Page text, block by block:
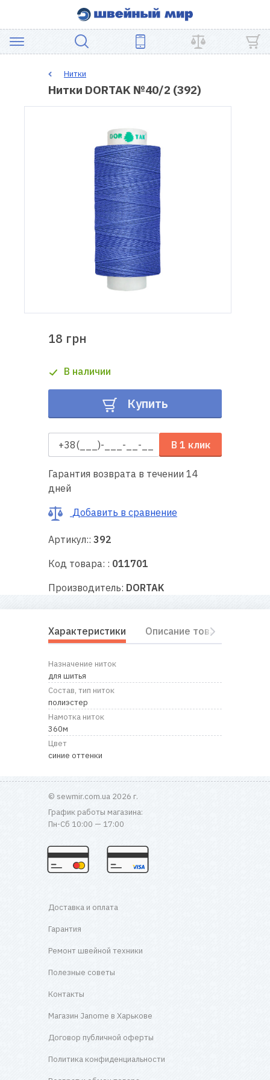
ШВЕЙНОЕ
Ремонт
швейной
Полезные
советы
Контакты
Нитки
Нитки DORTAK №40/2 (392)
18 грн
В наличии
Купить
В 1 клик
Гарантия возврата в течении 14
дней
Добавить в сравнение
Артикул:: 392
Код товара: : 011701
Производитель: DORTAK
Характеристики Описание товара
Назначение ниток
для шитья
Состав, тип ниток
полиэстер
Намотка ниток
360м
Цвет
синие оттенки
© sewmir.com.ua 2026 г.
График работы магазина:
Пн-Сб 10:00 — 17:00
Доставка и оплата
Гарантия
Ремонт швейной техники
Полезные советы
Контакты
Магазин Janome в Харькове
Договор публичной оферты
Политика конфиденциальности